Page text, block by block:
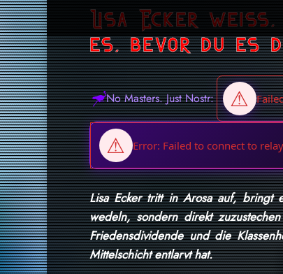
Lisa Ecker
es, bevor du es
No Masters. Just Nostr:
Lisa Ecker tritt in Arosa auf, bringt
wedeln, sondern direkt
Friedensdividende und die
Mittelschicht entlarvt hat.